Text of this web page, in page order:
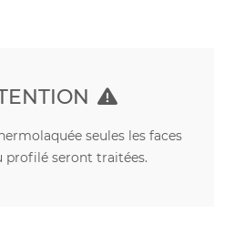
seules les faces
profilé seront traitées.